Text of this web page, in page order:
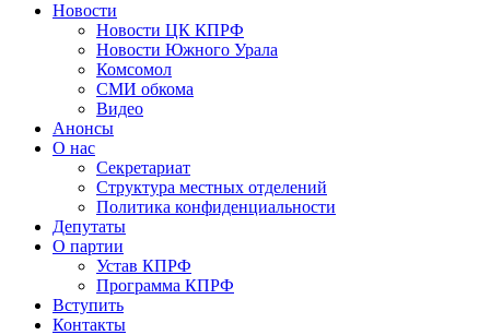
Новости
Новости ЦК КПРФ
Новости Южного Урала
Комсомол
СМИ обкома
Видео
Анонсы
О нас
Секретариат
Структура местных отделений
Политика конфиденциальности
Депутаты
О партии
Устав КПРФ
Программа КПРФ
Вступить
Контакты